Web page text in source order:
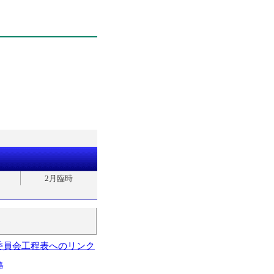
2月臨時
会工程表へのリンク